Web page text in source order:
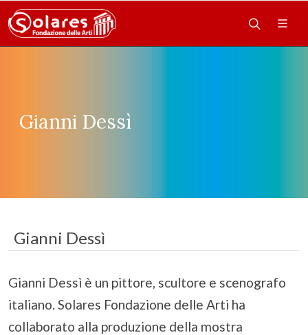
Gianni Dessì
Gianni Dessì
Gianni Dessì è un pittore, scultore e scenografo
italiano. Solares Fondazione delle Arti ha
collaborato alla produzione della mostra